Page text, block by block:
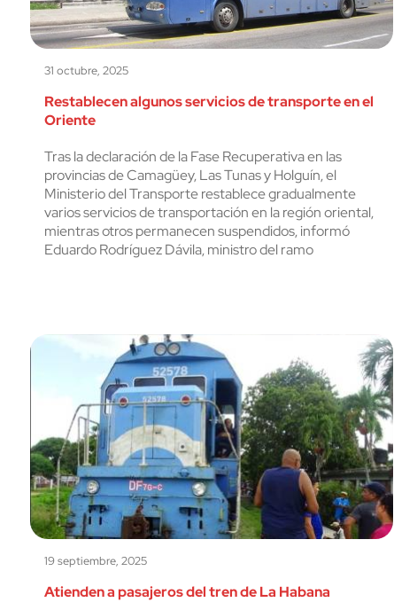
31 octubre, 2025
Restablecen algunos servicios de transporte en el
Oriente
Tras la declaración de la Fase Recuperativa en las
provincias de Camagüey, Las Tunas y Holguín, el
Ministerio del Transporte restablece gradualmente
varios servicios de transportación en la región oriental,
mientras otros permanecen suspendidos, informó
Eduardo Rodríguez Dávila, ministro del ramo
19 septiembre, 2025
Atienden a pasajeros del tren de La Habana